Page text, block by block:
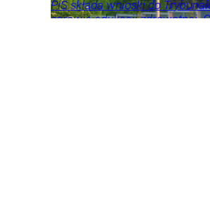
i komentarze
PiS składa wnioski do
sprawie edukacji zdrowotnej.